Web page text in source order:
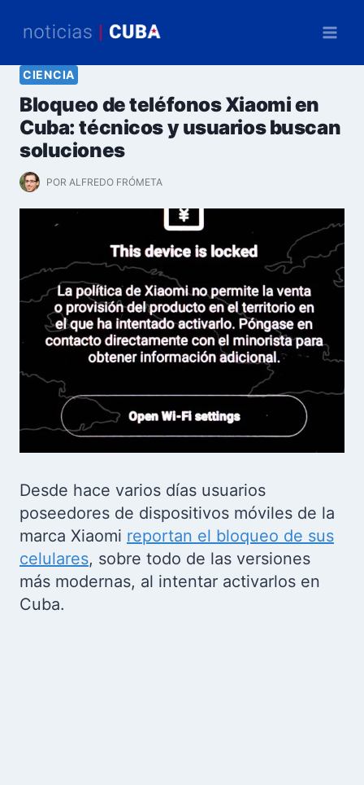
CIENCIA
Bloqueo de teléfonos Xiaomi en
Cuba: técnicos y usuarios buscan
soluciones
POR ALFREDO FRÓMETA
Desde hace varios días usuarios
poseedores de dispositivos móviles de la
marca Xiaomi reportan el bloqueo de sus
celulares, sobre todo de las versiones
más modernas, al intentar activarlos en
Cuba.